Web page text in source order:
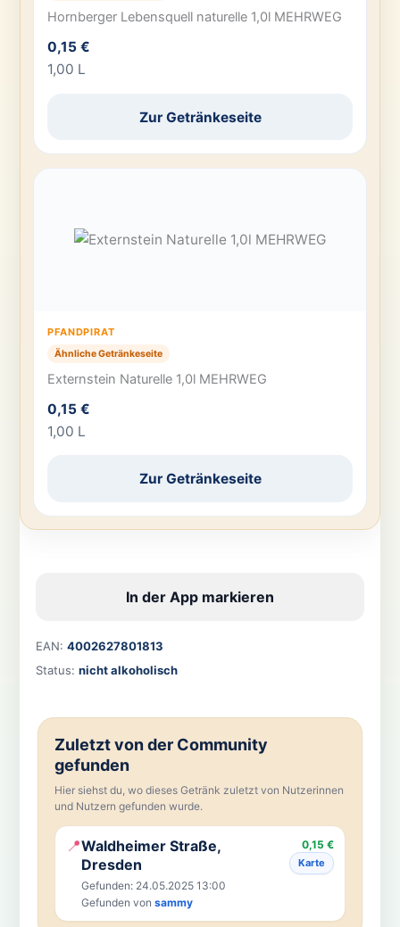
Hornberger Lebensquell naturelle 1,0l MEHRWEG
0,15 €
1,00 L
Zur Getränkeseite
PFANDPIRAT
Ähnliche Getränkeseite
Externstein Naturelle 1,0l MEHRWEG
0,15 €
1,00 L
Zur Getränkeseite
In der App markieren
EAN: 4002627801813
Status: nicht alkoholisch
Zuletzt von der Community
gefunden
Hier siehst du, wo dieses Getränk zuletzt von Nutzerinnen
und Nutzern gefunden wurde.
📍Waldheimer Straße,
Dresden
Gefunden: 24.05.2025 13:00
Gefunden von sammy
0,15 €
Karte